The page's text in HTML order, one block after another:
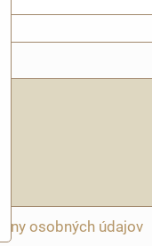
osobných údajov